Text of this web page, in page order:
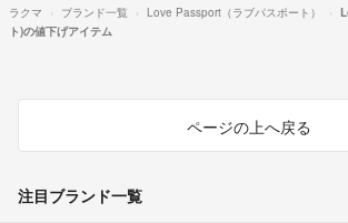
ラクマ ブランド一覧 Love Passport（ラブパスポート）
ト)の値下げアイテム
ページの上へ戻る
注目ブランド一覧